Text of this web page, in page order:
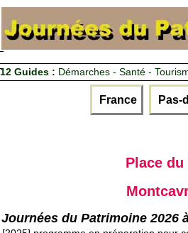
12 Guides : Démarches - Santé -
France Pas-
Place
Journées du Patrimoine 2026